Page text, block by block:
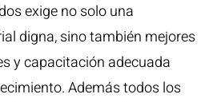
exige no solo una
digna, sino también mejores
y capacitación adecuada
Además todos los